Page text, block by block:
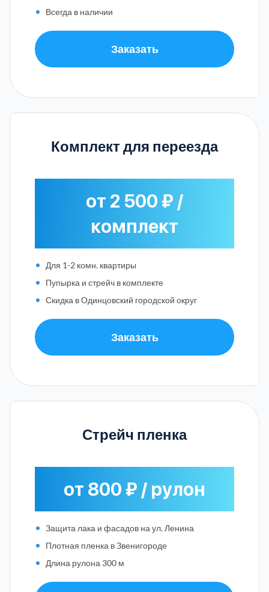
Всегда в наличии
Заказать
Комплект для переезда
от 2 500 ₽ /
комплект
Для 1-2 комн. квартиры
Пупырка и стрейч в комплекте
Скидка в Одинцовский городской округ
Заказать
Стрейч пленка
от 800 ₽ / рулон
Защита лака и фасадов на ул. Ленина
Плотная пленка в Звенигороде
Длина рулона 300 м